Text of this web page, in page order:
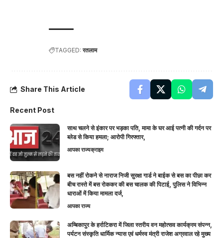
TAGGED: रतलाम
Share This Article
Recent Post
साथ चलने से इंकार पर भड़का पति, मामा के घर आई पत्नी की गर्दन पर
ब्लेड से किया हमला; आरोपी गिरफ्तार,
आपका राज्यक्राइम
बस नहीं रोकने से नाराज निजी सुरक्षा गार्ड ने बाईक से बस का पीछा कर
बीच रास्ते में बस रोककर की बस चालक की पिटाई, पुलिस ने विभिन्न
धाराओं में किया मामला दर्ज,
आपका राज्य
अम्बिकापुर के हर्राटिकरा में जिला स्तरीय वन महोत्सव कार्यक्रम संपन्न,
पर्यटन संस्कृति धार्मिक न्यास एवं धर्मस्व मंत्री राजेश अग्रवाल रहे मुख्य